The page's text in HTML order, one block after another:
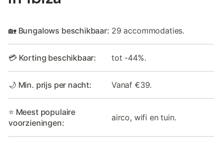
🏡 Bungalows beschikbaar: 29 accommodaties.
💳 Korting beschikbaar: tot -44%.
🌙 Min. prijs per nacht: Vanaf €39.
⭐ Meest populaire
voorzieningen:
airco, wifi en tuin.